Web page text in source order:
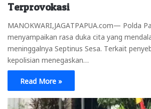
Terprovokasi
MANOKWARI,JAGATPAPUA.com— Polda
menyampaikan rasa duka cita yang
meninggalnya Septinus Sesa. Terkait
kepolisian menegaskan…
Read More »